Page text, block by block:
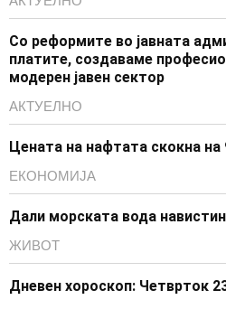
Со реформите во јавната
платите, создаваме
модерен јавен сектор
АКТУЕЛНО
Цената на нафтата скокна на
ЕКОНОМИЈА
Дали морската вода
ЖИВОТ
Дневен хороскоп: Четврток